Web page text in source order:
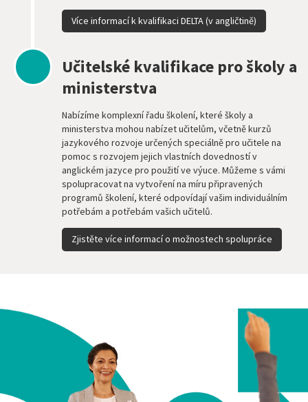
Více informací k kvalifikaci DELTA (v angličtině)
Učitelské kvalifikace pro školy a
ministerstva
Nabízíme komplexní řadu školení, které školy a
ministerstva mohou nabízet učitelům, včetně kurzů
jazykového rozvoje určených speciálně pro učitele na
pomoc s rozvojem jejich vlastních dovedností v
anglickém jazyce pro použití ve výuce. Můžeme s vámi
spolupracovat na vytvoření na míru připravených
programů školení, které odpovídají vašim individuálním
potřebám a potřebám vašich učitelů.
Zjistěte více informací o možnostech spolupráce